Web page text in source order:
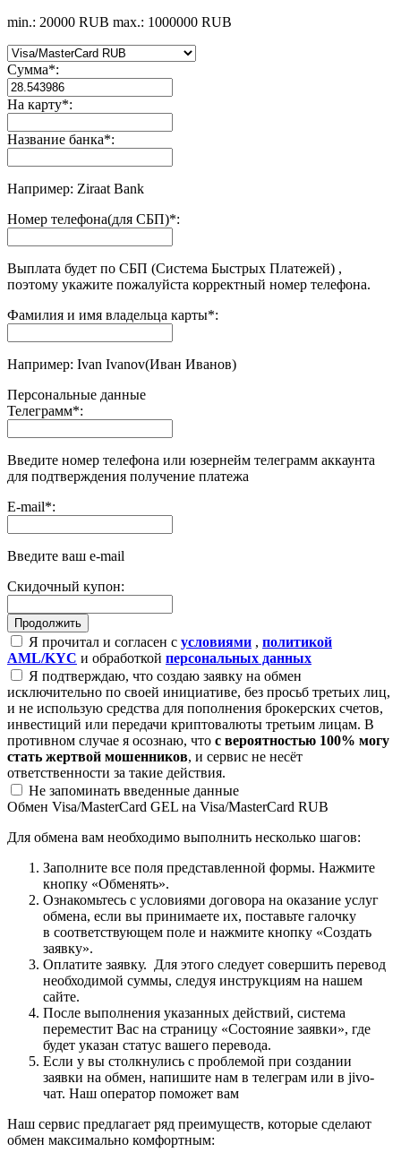
min.: 20000 RUB max.: 1000000 RUB
Сумма*:
На карту*:
Название банка*:
Например: Ziraat Bank
Номер телефона(для СБП)*:
Выплата будет по СБП (Система Быстрых Платежей) ,
поэтому укажите пожалуйста корректный номер телефона.
Фамилия и имя владельца карты*:
Например: Ivan Ivanov(Иван Иванов)
Персональные данные
Телеграмм*:
Введите номер телефона или юзернейм телеграмм аккаунта
для подтверждения получение платежа
E-mail*:
Введите ваш e-mail
Скидочный купон:
Я прочитал и согласен с условиями , политикой
AML/KYC и обработкой персональных данных
Я подтверждаю, что создаю заявку на обмен
исключительно по своей инициативе, без просьб третьих лиц,
и не использую средства для пополнения брокерских счетов,
инвестиций или передачи криптовалюты третьим лицам. В
противном случае я осознаю, что с вероятностью 100% могу
стать жертвой мошенников, и сервис не несёт
ответственности за такие действия.
Не запоминать введенные данные
Обмен Visa/MasterCard GEL на Visa/MasterCard RUB
Для обмена вам необходимо выполнить несколько шагов:
Заполните все поля представленной формы. Нажмите
кнопку «Обменять».
Ознакомьтесь с условиями договора на оказание услуг
обмена, если вы принимаете их, поставьте галочку
в соответствующем поле и нажмите кнопку «Создать
заявку».
Оплатите заявку. Для этого следует совершить перевод
необходимой суммы, следуя инструкциям на нашем
сайте.
После выполнения указанных действий, система
переместит Вас на страницу «Состояние заявки», где
будет указан статус вашего перевода.
Если у вы столкнулись с проблемой при создании
заявки на обмен, напишите нам в телеграм или в jivo-
чат. Наш оператор поможет вам
Наш сервис предлагает ряд преимуществ, которые сделают
обмен максимально комфортным: